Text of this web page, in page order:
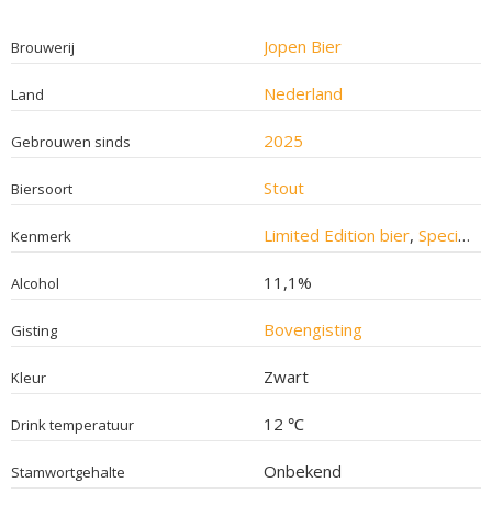
Brouwerij Jopen Bier
Land Nederland
Gebrouwen sinds 2025
Biersoort Stout
Kenmerk Limited Edition bier, Speciaalbier
Alcohol 11,1%
Gisting Bovengisting
Kleur Zwart
Drink temperatuur 12 ℃
Stamwortgehalte Onbekend